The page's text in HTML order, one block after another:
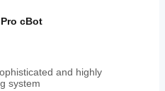
cBot
and highly
system